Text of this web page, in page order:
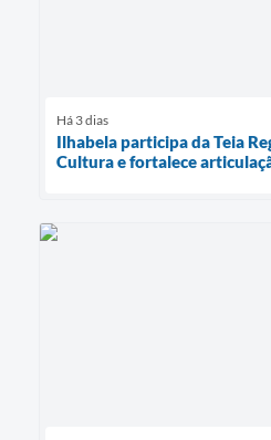
Há 3 dias
Ilhabela participa da Teia
Cultura e fortalece